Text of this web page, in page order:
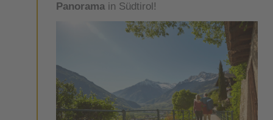
Panorama in Südtirol!